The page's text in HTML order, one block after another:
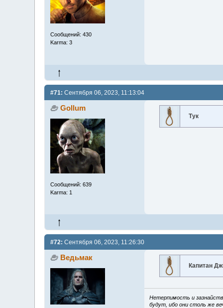
Сообщений: 430
Karma: 3
#71: Сентября 06, 2023, 11:13:04
Gollum
Сообщений: 639
Karma: 1
Тук
#72: Сентября 06, 2023, 11:26:30
Ведьмак
Капитан
Нетерпимость и
будут, ибо они столь же